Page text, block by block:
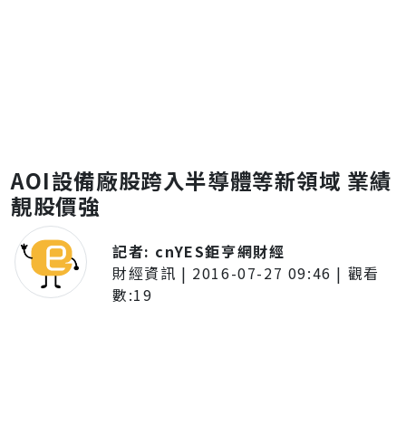
AOI設備廠股跨入半導體等新領域 業績
靚股價強
記者: cnYES鉅亨網財經
財經資訊 | 2016-07-27 09:46 | 觀看
數:19